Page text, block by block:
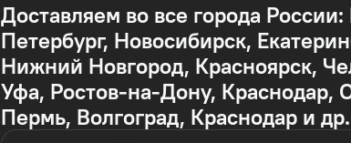
Доставляем во все города
Петербург, Новосибирск,
Нижний Новгород, Красноярск,
Уфа, Ростов-на-Дону, Краснодар,
Пермь, Волгоград, Краснодар и др.